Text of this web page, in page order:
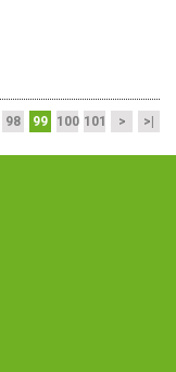
98 99 100 101 > >|